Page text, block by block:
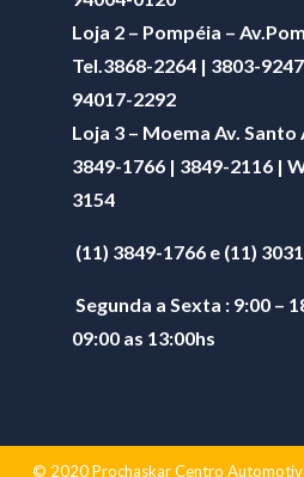
Loja 2 – Pompéia –
Tel.3868-2264 | 3803-
94017-2292
Loja 3 – Moema Av. Santo
3849-1766 | 3849-2116 |
3154
(11) 3849-1766 e (11)
Segunda a Sexta : 9:00 –
09:00 as 13:00hs
© 2020 Prochaskar Centro